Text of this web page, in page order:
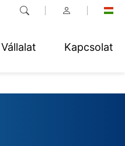
Vállalat Kapcsolat